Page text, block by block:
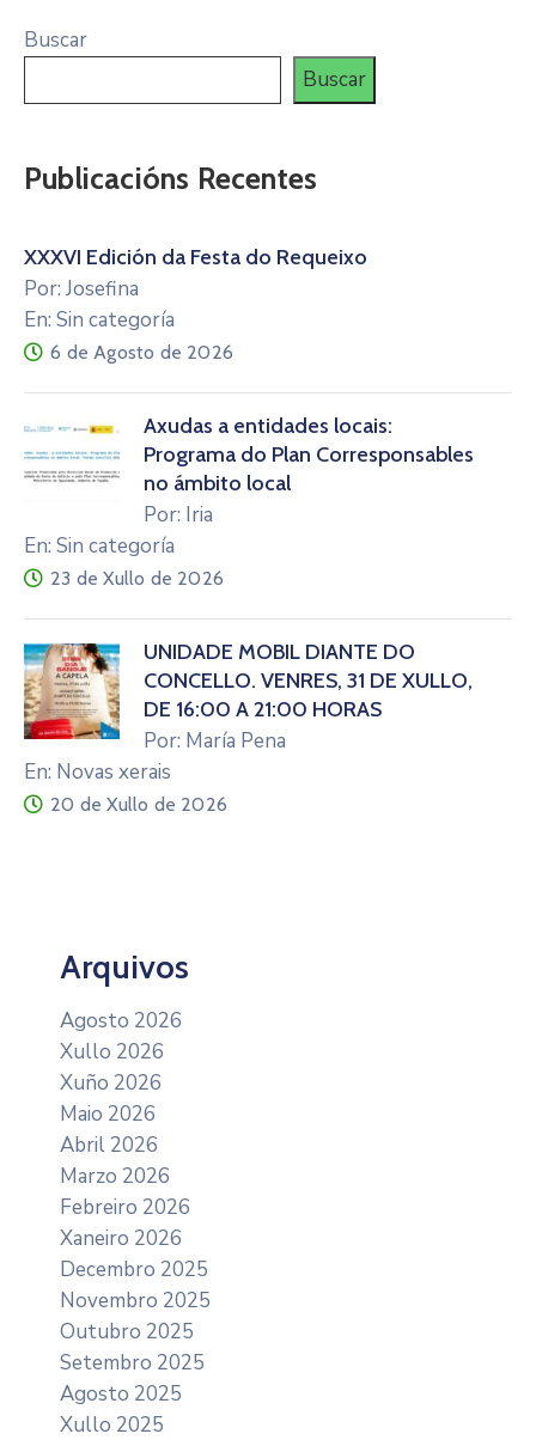
Buscar
Buscar
Publicacións Recentes
XXXVI Edición da Festa do Requeixo
Por: Josefina
En: Sin categoría
6 de Agosto de 2026
Axudas a entidades locais:
Programa do Plan Corresponsables
no ámbito local
Por: Iria
En: Sin categoría
23 de Xullo de 2026
UNIDADE MÓBIL DIANTE DO
CONCELLO. VENRES, 31 DE XULLO,
DE 16:00 A 21:00 HORAS
Por: María Pena
En: Novas xerais
20 de Xullo de 2026
Arquivos
Agosto 2026
Xullo 2026
Xuño 2026
Maio 2026
Abril 2026
Marzo 2026
Febreiro 2026
Xaneiro 2026
Decembro 2025
Novembro 2025
Outubro 2025
Setembro 2025
Agosto 2025
Xullo 2025